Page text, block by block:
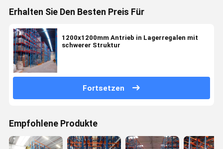
Erhalten Sie Den Besten Preis Für
1200x1200mm Antrieb in Lagerregalen mit
schwerer Struktur
Fortsetzen
Empfohlene Produkte